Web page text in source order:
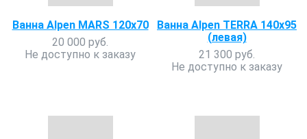
Ванна Alpen MARS 120x70
20 000 руб.
Не доступно к заказу
Ванна Alpen TERRA 140x95
(левая)
21 300 руб.
Не доступно к заказу